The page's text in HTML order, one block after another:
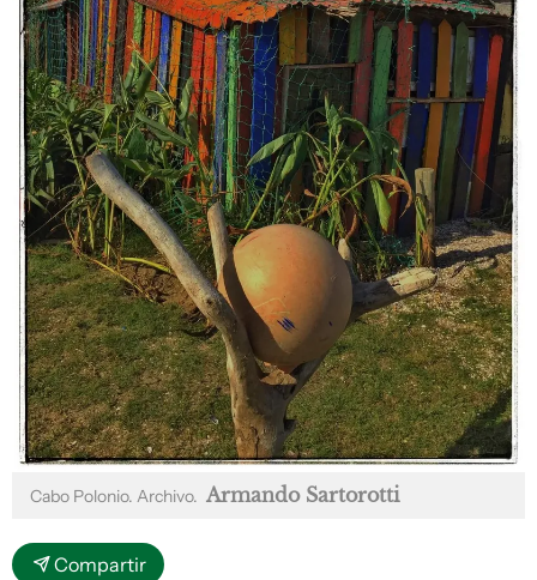
Cabo Polonio. Archivo. Armando Sartorotti
Compartir